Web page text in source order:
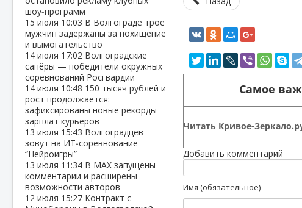
шоу‑программ
15 июля 10:03 В Волгограде трое
мужчин задержаны за похищение
и вымогательство
14 июля 17:02 Волгоградские
сапёры — победители окружных
соревнований Росгвардии
14 июля 10:48 150 тысяч рублей и
рост продолжается:
зафиксированы новые рекорды
зарплат курьеров
13 июля 15:43 Волгоградцев
зовут на ИТ‑соревнование
“Нейроигры”
13 июля 11:34 В МАХ запущены
комментарии и расширены
возможности авторов
12 июля 15:27 Контракт с
Самое
Читать Кривое-
Добавить комментарий
Имя (обязательное)